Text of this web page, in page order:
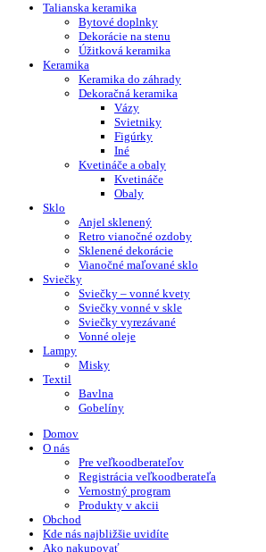
Talianska keramika
Bytové doplnky
Dekorácie na stenu
Úžitková keramika
Keramika
Keramika do záhrady
Dekoračná keramika
Vázy
Svietniky
Figúrky
Iné
Kvetináče a obaly
Kvetináče
Obaly
Sklo
Anjel sklenený
Retro vianočné ozdoby
Sklenené dekorácie
Vianočné maľované sklo
Sviečky
Sviečky – vonné kvety
Sviečky vonné v skle
Sviečky vyrezávané
Vonné oleje
Lampy
Misky
Textil
Bavlna
Gobelíny
Domov
O nás
Pre veľkoodberateľov
Registrácia veľkoodberateľa
Vernostný program
Produkty v akcii
Obchod
Kde nás najbližšie uvidíte
Ako nakupovať